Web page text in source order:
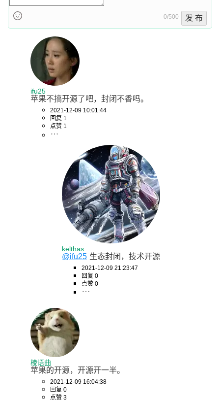
0/500 发 布
ifu25
苹果不搞开源了吧，封闭不香吗。
2021-12-09 10:01:44
回复 1
点赞 1
kelthas
@ifu25 生态封闭，技术开源
2021-12-09 21:23:47
回复 0
点赞 0
棱语曲
苹果的开源，开源开一半。
2021-12-09 16:04:38
回复 0
点赞 3